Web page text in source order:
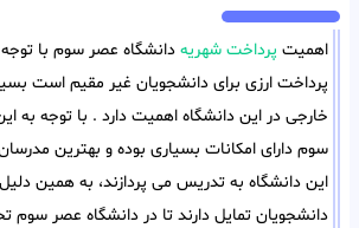
اهمیت پرداخت شهریه دانشگاه عصر سوم با توجه
پرداخت ارزی برای دانشجویان غیر مقیم است
خارجی در این دانشگاه اهمیت دارد . با توجه به
سوم دارای امکانات بسیاری بوده و بهترین
این دانشگاه به تدریس می پردازند، به همین
دانشجویان تمایل دارند تا در دانشگاه عصر